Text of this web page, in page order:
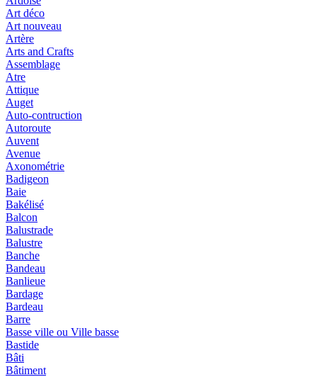
Art déco
Art nouveau
Artère
Arts and Crafts
Assemblage
Atre
Attique
Auget
Auto-contruction
Autoroute
Auvent
Avenue
Axonométrie
Badigeon
Baie
Bakélisé
Balcon
Balustrade
Balustre
Banche
Bandeau
Banlieue
Bardage
Bardeau
Barre
Basse ville ou Ville basse
Bastide
Bâti
Bâtiment